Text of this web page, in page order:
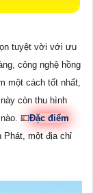
tuyệt vời với ưu
công nghệ hồng
một cách tốt nhất,
còn thu hình
💷Đặc điểm
Phát, một địa chỉ